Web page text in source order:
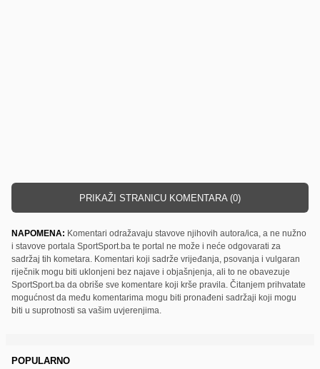
PRIKAŽI STRANICU KOMENTARA (0)
NAPOMENA: Komentari odražavaju stavove njihovih autora/ica, a ne nužno
i stavove portala SportSport.ba te portal ne može i neće odgovarati za
sadržaj tih kometara. Komentari koji sadrže vrijeđanja, psovanja i vulgaran
riječnik mogu biti uklonjeni bez najave i objašnjenja, ali to ne obavezuje
SportSport.ba da obriše sve komentare koji krše pravila. Čitanjem prihvatate
mogućnost da među komentarima mogu biti pronađeni sadržaji koji mogu
biti u suprotnosti sa vašim uvjerenjima.
POPULARNO